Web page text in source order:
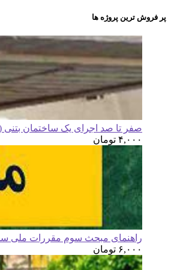
پر فروش ترین پروژه ها
صفر تا صد اجرای یک ساختمان
۴,۰۰۰ تومان
راهنمای مبحث سوم مقررات ملی
۶,۰۰۰ تومان